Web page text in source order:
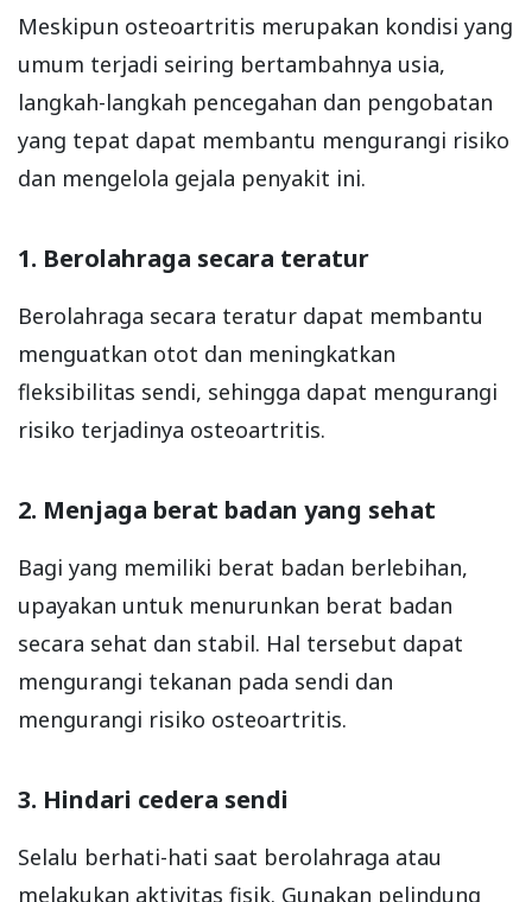
Meskipun osteoartritis merupakan kondisi yang
umum terjadi seiring bertambahnya usia,
langkah-langkah pencegahan dan pengobatan
yang tepat dapat membantu mengurangi risiko
dan mengelola gejala penyakit ini.
1. Berolahraga secara teratur
Berolahraga secara teratur dapat membantu
menguatkan otot dan meningkatkan
fleksibilitas sendi, sehingga dapat mengurangi
risiko terjadinya osteoartritis.
2. Menjaga berat badan yang sehat
Bagi yang memiliki berat badan berlebihan,
upayakan untuk menurunkan berat badan
secara sehat dan stabil. Hal tersebut dapat
mengurangi tekanan pada sendi dan
mengurangi risiko osteoartritis.
3. Hindari cedera sendi
Selalu berhati-hati saat berolahraga atau
melakukan aktivitas fisik. Gunakan pelindung